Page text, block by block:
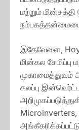
மற்றும் மின்சக்தி
இதேவேளை,
மின்கல சேமிப்பு
கலப்பு